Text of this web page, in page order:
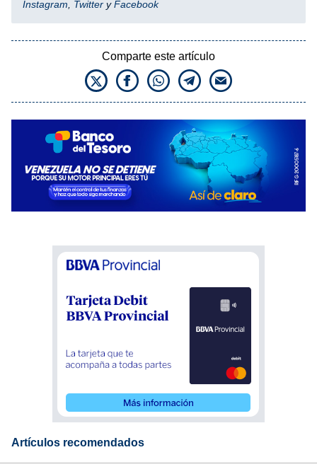
Instagram Twitter yFacebook
Comparte este artículo
Artículos recomendados